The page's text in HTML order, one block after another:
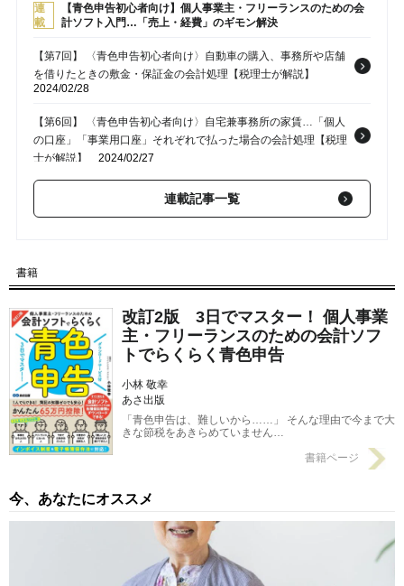
連
載
【青色申告初心者向け】個人事業主・フリーランスのための会
計ソフト入門…「売上・経費」のギモン解決
【第7回】 〈青色申告初心者向け〉自動車の購入、事務所や店舗
を借りたときの敷金・保証金の会計処理【税理士が解説】
2024/02/28
【第6回】 〈青色申告初心者向け〉自宅兼事務所の家賃…「個人
の口座」「事業用口座」それぞれで払った場合の会計処理【税理
士が解説】
2024/02/27
【第5回】 〈青色申告初心者向け〉「銀行の借入金、印紙代等が
差し引かれたが…」「帳簿の現金記録、実際の金額と合わな
【第4回】 〈青色申告初心者向け〉支払った「給料」「家賃」、
自身の「開業費」を経費とする場合の会計処理【税理士が解
【第2回】 〈青色申告初心者向け〉交通費や物品代の「立替払
い」の請求・入金、商品の「自家消費」や「友人価格での販売」
の会計処理【税理士が解説】
連載記事一覧
書籍
改訂2版 3日でマスター！ 個人事業
主・フリーランスのための会計ソフ
トでらくらく青色申告
小林 敬幸
あさ出版
「青色申告は、難しいから……」 そんな理由で今まで大
きな節税をあきらめていません…
書籍ページ
今、あなたにオススメ